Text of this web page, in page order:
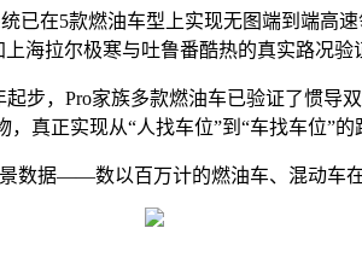
已在5款燃油车型上实现无图端到端高
拉尔极寒与吐鲁番酷热的真实路况验
步，Pro家族多款燃油车已验证了惯
真正实现从“人找车位”到“车找车位”的
数据——数以百万计的燃油车、混动车